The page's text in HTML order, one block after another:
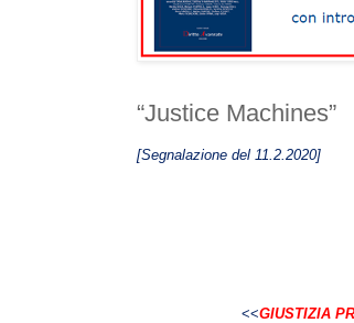
“Justice Machines”
[Segnalazione del 11.2.2020]
<<GIUSTIZIA